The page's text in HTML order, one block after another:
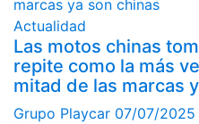
Actualidad
Las motos chinas
repite como la más
mitad de las marcas
Grupo Playcar 07/07/2025